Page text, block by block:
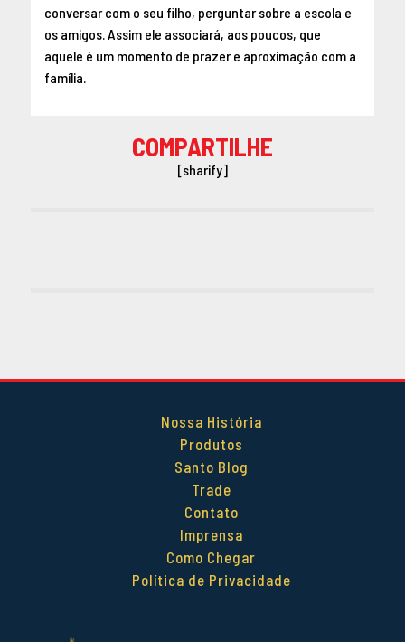
conversar com o seu filho, perguntar sobre a escola e
os amigos. Assim ele associará, aos poucos, que
aquele é um momento de prazer e aproximação com a
família.
COMPARTILHE
[sharify]
Nossa História
Produtos
Santo Blog
Trade
Contato
Imprensa
Como Chegar
Política de Privacidade